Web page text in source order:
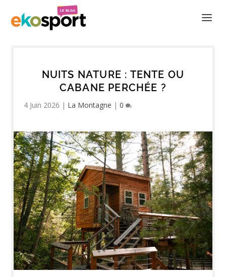
NUITS NATURE : TENTE OU
CABANE PERCHÉE ?
4 Juin 2026 | La Montagne |0